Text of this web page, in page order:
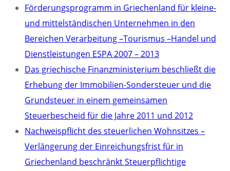
Förderungsprogramm in Griechenland für kleine-
und mittelständischen Unternehmen in den
Bereichen Verarbeitung –Tourismus –Handel und
Dienstleistungen ESPA 2007 – 2013
Das griechische Finanzministerium beschließt die
Erhebung der Immobilien-Sondersteuer und die
Grundsteuer in einem gemeinsamen
Steuerbescheid für die Jahre 2011 und 2012
Nachweispflicht des steuerlichen Wohnsitzes –
Verlängerung der Einreichungsfrist für in
Griechenland beschränkt Steuerpflichtige